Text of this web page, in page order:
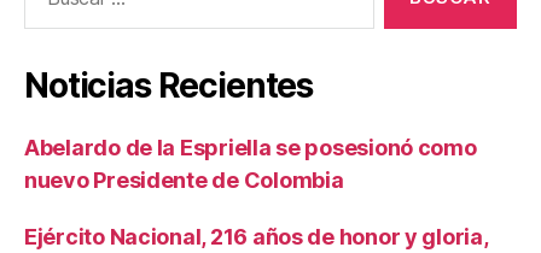
Noticias Recientes
Abelardo de la Espriella se posesionó como
nuevo Presidente de Colombia
Ejército Nacional, 216 años de honor y gloria,